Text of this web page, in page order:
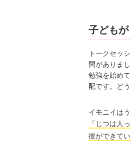
子ども
トークセッ
問がありま
勉強を始め
配です。ど
イモニイは
「じつは人
彼ができて